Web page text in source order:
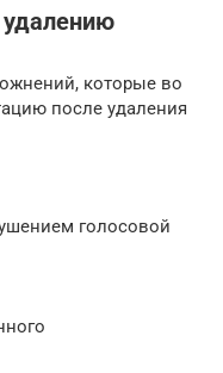
которые во
после удаления
голосовой